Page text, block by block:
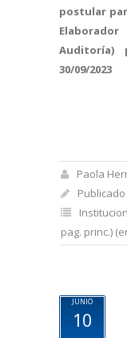
postular
Auditoría)
30/09/2023
Paola
pag. princ.)
JUNIO
10